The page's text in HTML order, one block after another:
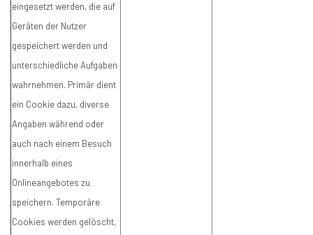
eingesetzt werden, die auf
Geräten der Nutzer
gespeichert werden und
unterschiedliche Aufgaben
wahrnehmen. Primär dient
ein Cookie dazu, diverse
Angaben während oder
auch nach einem Besuch
innerhalb eines
Onlineangebotes zu
speichern. Temporäre
Cookies werden gelöscht,